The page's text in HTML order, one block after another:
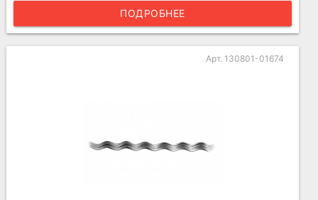
ПОДРОБНЕЕ
Арт. 130801-01674